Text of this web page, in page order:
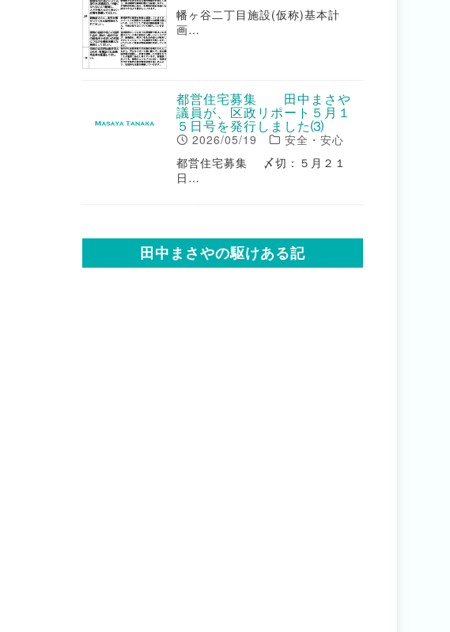
幡ヶ谷二丁目施設(仮称)基本計
画…
都営住宅募集 田中まさや
議員が、区政リポート５月１
５日号を発行しました⑶
2026/05/19
安全・安心
都営住宅募集 〆切：５月２１
日…
田中まさやの駆けある記